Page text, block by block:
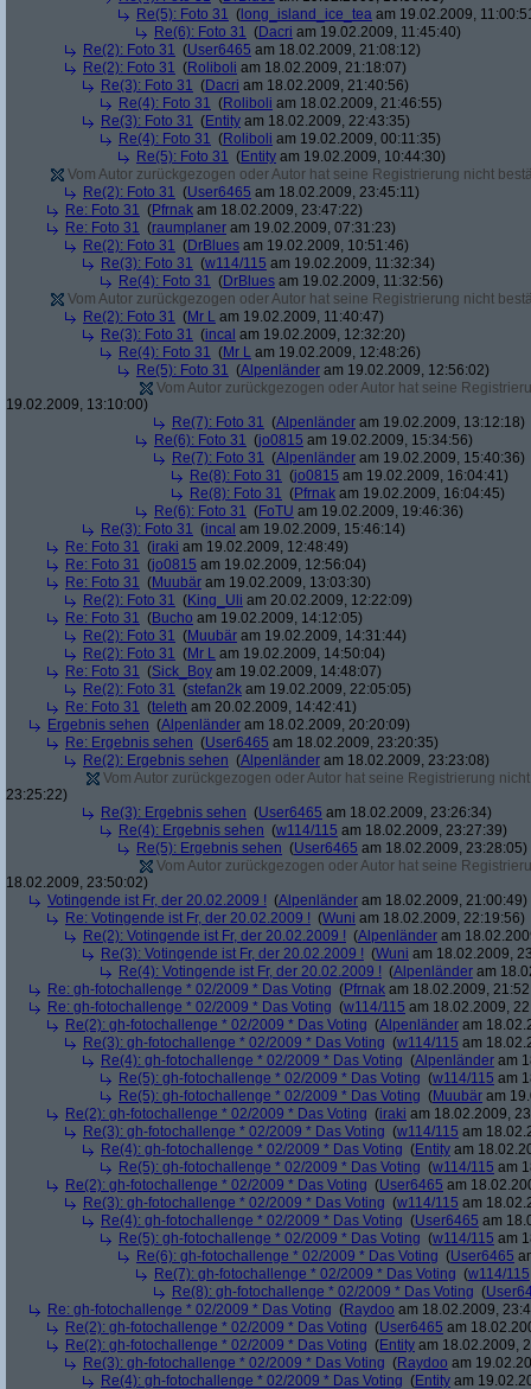
Re(5): Foto 31 ( long_island_ice_tea am 19.02.2009,
Re(6): Foto 31 (Dacri am 19.02.2009, 11:45:40)
Re(2): Foto 31 (User6465 am 18.02.2009, 21:08:12)
Re(2): Foto 31 (Roliboli am 18.02.2009, 21:18:07)
Re(3): Foto 31 (Dacri am 18.02.2009, 21:40:56)
Re(4): Foto 31 (Roliboli am 18.02.2009, 21:46:55)
Re(3): Foto 31 (Entity am 18.02.2009, 22:43:35)
Re(4): Foto 31 (Roliboli am 19.02.2009, 00:11:35)
Re(5): Foto 31 (Entity am 19.02.2009, 10:44:30)
Vom Autor zurückgezogen oder Autor hat seine Registrierung nicht
Re(2): Foto 31 (User6465 am 18.02.2009, 23:45:11)
Re: Foto 31 (Pfrnak am 18.02.2009, 23:47:22)
Re: Foto 31 (raumplaner am 19.02.2009, 07:31:23)
Re(2): Foto 31 (DrBlues am 19.02.2009, 10:51:46)
Re(3): Foto 31 (w114/115 am 19.02.2009, 11:32:34)
Re(4): Foto 31 (DrBlues am 19.02.2009, 11:32:56)
Vom Autor zurückgezogen oder Autor hat seine Registrierung nicht
Re(2): Foto 31 (Mr L am 19.02.2009, 11:40:47)
Re(3): Foto 31 (incal am 19.02.2009, 12:32:20)
Re(4): Foto 31 (Mr L am 19.02.2009, 12:48:26)
Re(5): Foto 31 (Alpenländer am 19.02.2009, 12:56:02)
Vom Autor zurückgezogen oder Autor hat seine
19.02.2009, 13:10:00)
Re(7): Foto 31 (Alpenländer am 19.02.2009, 13:12:18)
Re(6): Foto 31 (jo0815 am 19.02.2009, 15:34:56)
Re(7): Foto 31 (Alpenländer am 19.02.2009, 15:40:36)
Re(8): Foto 31 (jo0815 am 19.02.2009, 16:04:41)
Re(8): Foto 31 (Pfrnak am 19.02.2009, 16:04:45)
Re(6): Foto 31 (FoTU am 19.02.2009, 19:46:36)
Re(3): Foto 31 (incal am 19.02.2009, 15:46:14)
Re: Foto 31 (iraki am 19.02.2009, 12:48:49)
Re: Foto 31 (jo0815 am 19.02.2009, 12:56:04)
Re: Foto 31 (Muubär am 19.02.2009, 13:03:30)
Re(2): Foto 31 (King_Uli am 20.02.2009, 12:22:09)
Re: Foto 31 (Bucho am 19.02.2009, 14:12:05)
Re(2): Foto 31 (Muubär am 19.02.2009, 14:31:44)
Re(2): Foto 31 (Mr L am 19.02.2009, 14:50:04)
Re: Foto 31 (Sick_Boy am 19.02.2009, 14:48:07)
Re(2): Foto 31 (stefan2k am 19.02.2009, 22:05:05)
Re: Foto 31 (teleth am 20.02.2009, 14:42:41)
Ergebnis sehen (Alpenländer am 18.02.2009, 20:20:09)
Re: Ergebnis sehen (User6465 am 18.02.2009, 23:20:35)
Re(2): Ergebnis sehen (Alpenländer am 18.02.2009, 23:23:08)
Vom Autor zurückgezogen oder Autor hat seine Registrierung
23:25:22)
Re(3): Ergebnis sehen (User6465 am 18.02.2009, 23:26:34)
Re(4): Ergebnis sehen (w114/115 am 18.02.2009, 23:27:39)
Re(5): Ergebnis sehen (User6465 am 18.02.2009, 23:28:05)
Vom Autor zurückgezogen oder Autor hat seine
18.02.2009, 23:50:02)
Votingende ist Fr, der 20.02.2009 ! (Alpenländer am 18.02.2009, 21:00:49)
Re: Votingende ist Fr, der 20.02.2009 ! (Wuni am 18.02.2009, 22:19:56)
Re(2): Votingende ist Fr, der 20.02.2009 ! (Alpenländer am
Re(3): Votingende ist Fr, der 20.02.2009 ! (Wuni am 18.02.2009,
Re(4): Votingende ist Fr, der 20.02.2009 ! (Alpenländer am
Re: gh-fotochallenge * 02/2009 * Das Voting (Pfrnak am 18.02.2009,
Re: gh-fotochallenge * 02/2009 * Das Voting (w114/115 am 18.02.2009,
Re(2): gh-fotochallenge * 02/2009 * Das Voting (Alpenländer am
Re(3): gh-fotochallenge * 02/2009 * Das Voting (w114/115 am
Re(4): gh-fotochallenge * 02/2009 * Das Voting (Alpenländer am
Re(5): gh-fotochallenge * 02/2009 * Das Voting (w114/115 am
Re(5): gh-fotochallenge * 02/2009 * Das Voting (Muubär am
Re(2): gh-fotochallenge * 02/2009 * Das Voting (iraki am 18.02.2009,
Re(3): gh-fotochallenge * 02/2009 * Das Voting (w114/115 am
Re(4): gh-fotochallenge * 02/2009 * Das Voting (Entity am
Re(5): gh-fotochallenge * 02/2009 * Das Voting (w114/115 am
Re(2): gh-fotochallenge * 02/2009 * Das Voting (User6465 am
Re(3): gh-fotochallenge * 02/2009 * Das Voting (w114/115 am
Re(4): gh-fotochallenge * 02/2009 * Das Voting (User6465 am
Re(5): gh-fotochallenge * 02/2009 * Das Voting (w114/115 am
Re(6): gh-fotochallenge * 02/2009 * Das Voting (User6465
Re(7): gh-fotochallenge * 02/2009 * Das Voting (w114/115
Re(8): gh-fotochallenge * 02/2009 * Das Voting (
Re: gh-fotochallenge * 02/2009 * Das Voting (Raydoo am 18.02.2009,
Re(2): gh-fotochallenge * 02/2009 * Das Voting (User6465 am
Re(2): gh-fotochallenge * 02/2009 * Das Voting (Entity am 18.02.2009,
Re(3): gh-fotochallenge * 02/2009 * Das Voting (Raydoo am
Re(4): gh-fotochallenge * 02/2009 * Das Voting (Entity am